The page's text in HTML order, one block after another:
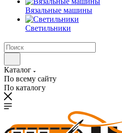
Вязальные машины
Светильники
Каталог
По всему сайту
По каталогу